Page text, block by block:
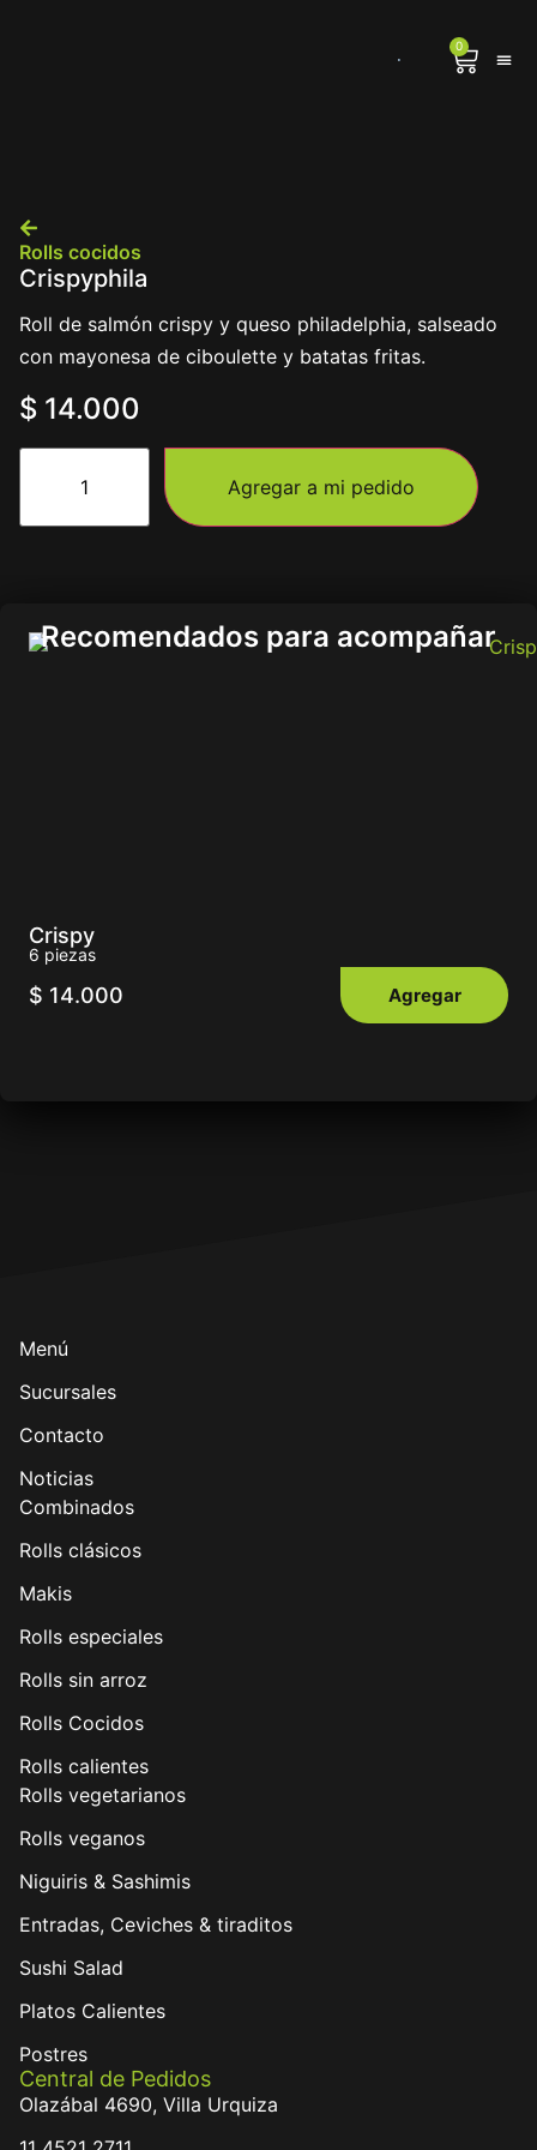
0
Rolls cocidos
Crispyphila
Roll de salmón crispy y queso philadelphia, salseado
con mayonesa de ciboulette y batatas fritas.
$ 14.000
Agregar a mi pedido
Recomendados para acompañar
Crispy
6 piezas
$ 14.000 Agregar
Menú
Sucursales
Contacto
Noticias
Combinados
Rolls clásicos
Makis
Rolls especiales
Rolls sin arroz
Rolls Cocidos
Rolls calientes
Rolls vegetarianos
Rolls veganos
Niguiris & Sashimis
Entradas, Ceviches & tiraditos
Sushi Salad
Platos Calientes
Postres
Central de Pedidos
Olazábal 4690, Villa Urquiza